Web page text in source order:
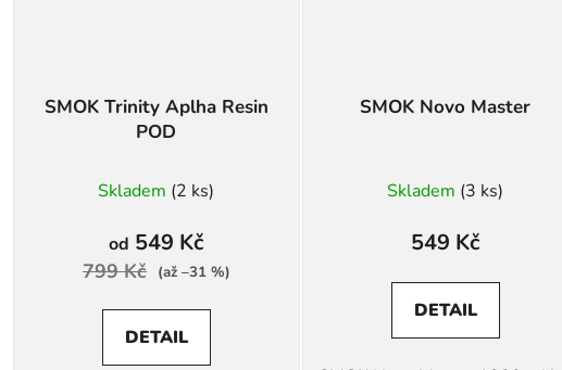
SMOK Trinity Aplha Resin
POD
Skladem (2 ks)
od 549 Kč
799 Kč (až –31 %)
DETAIL
SMOK Novo Master
Skladem (3 ks)
549 Kč
DETAIL